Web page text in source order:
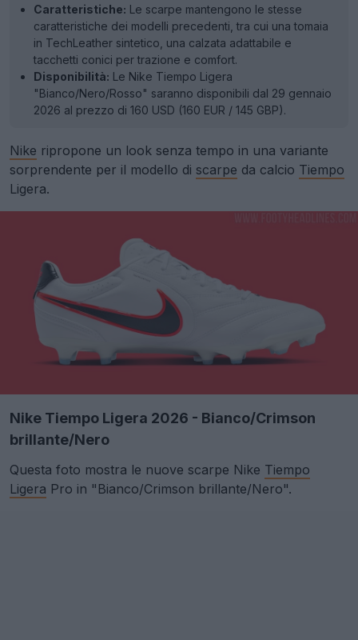
Caratteristiche: Le scarpe mantengono le stesse
caratteristiche dei modelli precedenti, tra cui una tomaia
in TechLeather sintetico, una calzata adattabile e
tacchetti conici per trazione e comfort.
Disponibilità: Le Nike Tiempo Ligera
"Bianco/Nero/Rosso" saranno disponibili dal 29 gennaio
2026 al prezzo di 160 USD (160 EUR / 145 GBP).
Nike ripropone un look senza tempo in una variante
sorprendente per il modello di scarpe da calcio Tiempo
Ligera.
Nike Tiempo Ligera 2026 - Bianco/Crimson
brillante/Nero
Questa foto mostra le nuove scarpe Nike Tiempo
Ligera Pro in "Bianco/Crimson brillante/Nero".